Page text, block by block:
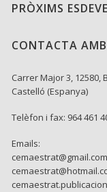
PRÒXIMS
CONTACTA
Carrer Major 3, 12580,
Castelló (Espanya)
Telèfon i fax: 964 461
Emails:
cemaestrat@gmail.com